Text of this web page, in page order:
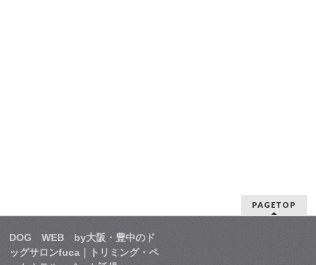
PAGETOP
DOG WEB by大阪・豊中のド
ッグサロンfuca｜トリミング・ペ